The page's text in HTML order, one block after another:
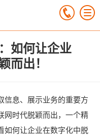
如何让企业
而出！
信息、展示业务的重要方
网时代脱颖而出，一个精
如何让企业在数字化中脱